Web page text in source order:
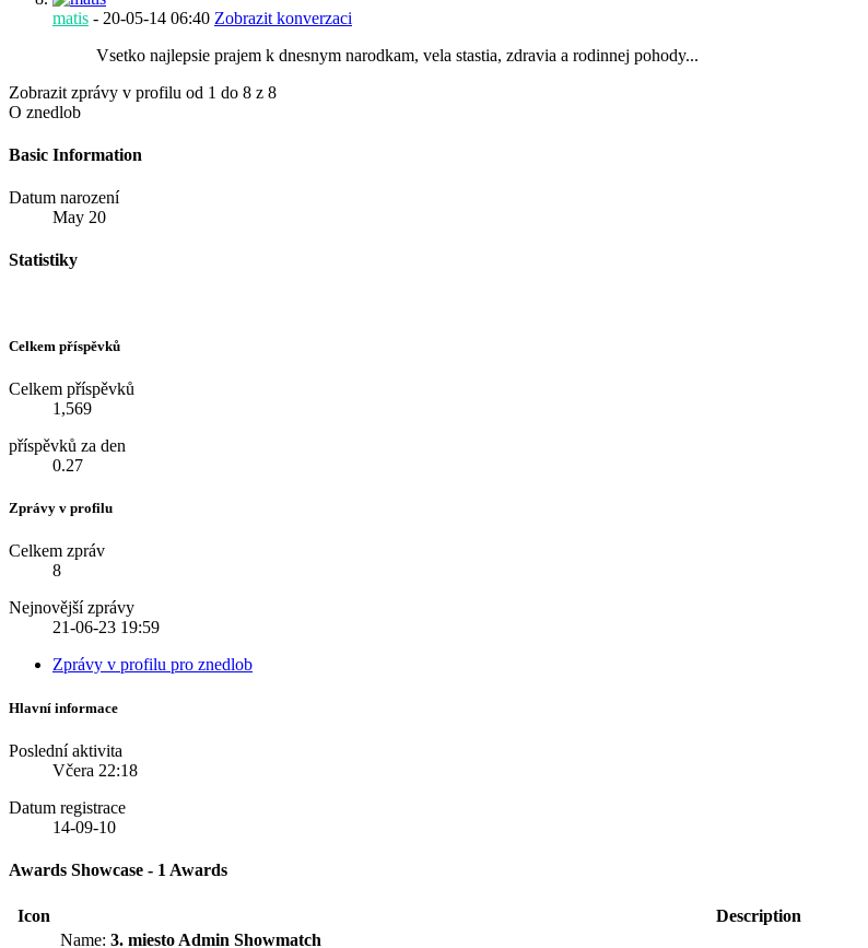
matis - 20-05-14 06:40 Zobrazit konverzaci
Vsetko najlepsie prajem k dnesnym narodkam, vela stastia, zdravia a rodinnej pohody...
Zobrazit zprávy v profilu od 1 do 8 z 8
O znedlob
Basic Information
Datum narození
May 20
Statistiky
Celkem příspěvků
Celkem příspěvků
1,569
příspěvků za den
0.27
Zprávy v profilu
Celkem zpráv
8
Nejnovější zprávy
21-06-23 19:59
Zprávy v profilu pro znedlob
Hlavní informace
Poslední aktivita
Včera 22:18
Datum registrace
14-09-10
Awards Showcase - 1 Awards
Icon
Description
Name: 3. miesto Admin Showmatch